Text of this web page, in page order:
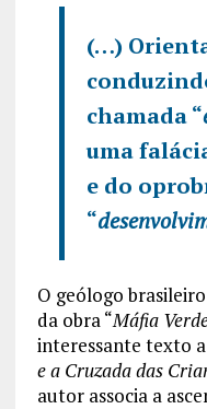
(…)
chamada “
uma
e do
“
O geólogo
da obra “Máfia
interessante texto
e a Cruzada das
autor associa a